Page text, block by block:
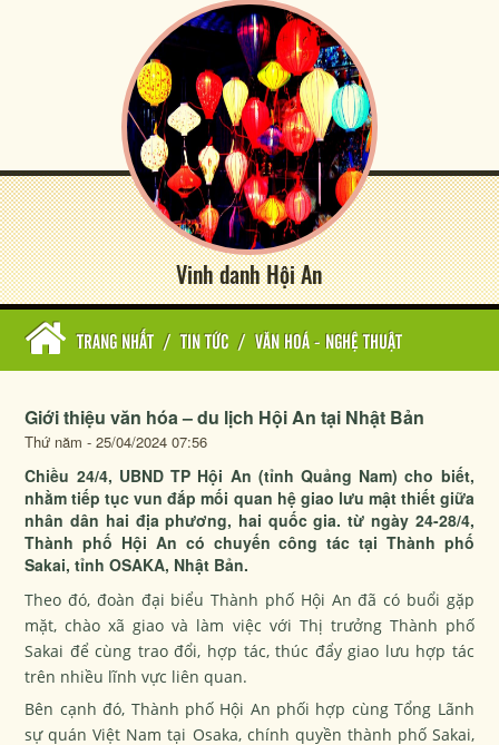
Vinh danh Hội An
TRANG NHẤT / TIN TỨC / VĂN HOÁ - NGHỆ THUẬT
Giới thiệu văn hóa – du lịch Hội An tại Nhật Bản
Thứ năm - 25/04/2024 07:56
Chiều 24/4, UBND TP Hội An (tỉnh Quảng Nam) cho biết,
nhằm tiếp tục vun đắp mối quan hệ giao lưu mật thiết giữa
nhân dân hai địa phương, hai quốc gia. từ ngày 24-28/4,
Thành phố Hội An có chuyến công tác tại Thành phố
Sakai, tỉnh OSAKA, Nhật Bản.
Theo đó, đoàn đại biểu Thành phố Hội An đã có buổi gặp
mặt, chào xã giao và làm việc với Thị trưởng Thành phố
Sakai để cùng trao đổi, hợp tác, thúc đẩy giao lưu hợp tác
trên nhiều lĩnh vực liên quan.
Bên cạnh đó, Thành phố Hội An phối hợp cùng Tổng Lãnh
sự quán Việt Nam tại Osaka, chính quyền thành phố Sakai,